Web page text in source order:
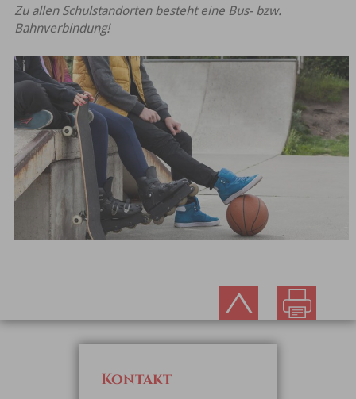
Zu allen Schulstandorten besteht eine Bus- bzw.
Bahnverbindung!
Kontakt